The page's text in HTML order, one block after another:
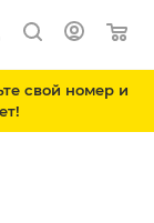
свой номер и